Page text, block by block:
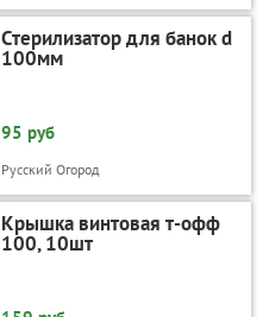
Стерилизатор для банок d
100мм
95 руб
Русский Огород
Крышка винтовая т-офф
100, 10шт